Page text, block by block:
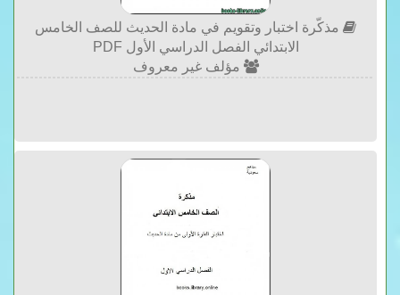
مذكّرة اختبار وتقويم في مادة الحديث للصف الخامس
الابتدائي الفصل الدراسي الأول PDF
مؤلف غير معروف